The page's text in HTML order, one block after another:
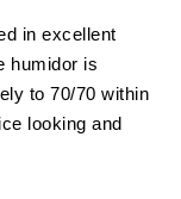
in excellent
humidor is
to 70/70 within
looking and